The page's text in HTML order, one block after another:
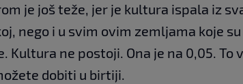
je još teže, jer je kultura ispala iz
nego i u svim ovim zemljama koje
Kultura ne postoji. Ona je na 0,05. To
dobiti u birtiji.